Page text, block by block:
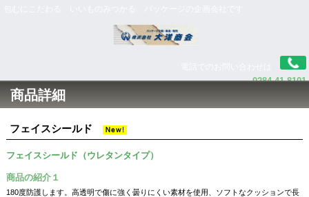
0284-41-8101
商品詳細
フェイスシールド
フェイスシールド（ウレタンタイプ）
商品の紹介１
180度防護します。高透明で傷に強く曇りにくい素材を使用、ソフトなクッションで長